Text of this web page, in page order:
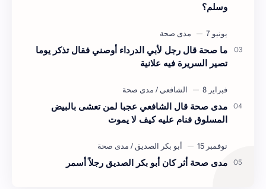
وسلم؟
ما صحة قال رجل لأبي الدرداء أوصني فقال تذكر يوما
تصير السريرة فيه علانية
مدى صحة قال الشافعي عجبا لمن تعشى بالبيض
المسلوق فنام عليه كيف لا يموت
مدى صحة أثر كان أبو بكر الصديق رجلاً أسمر